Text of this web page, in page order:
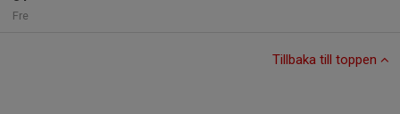
Fre
Tillbaka till toppen